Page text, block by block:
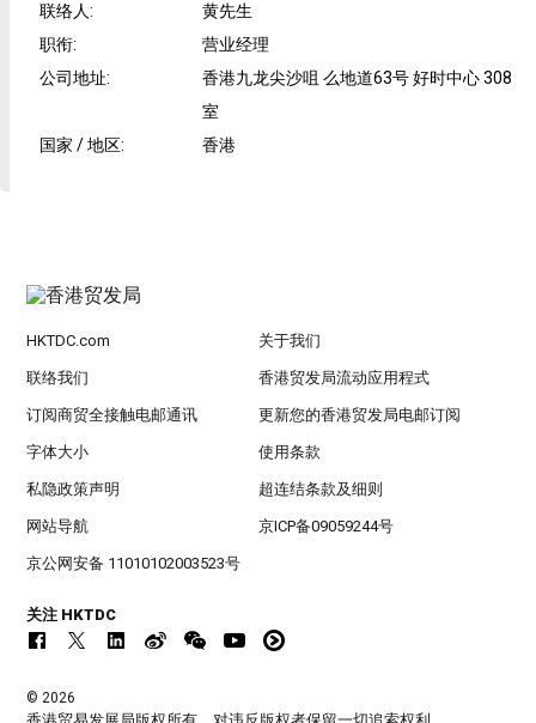
联络人:
黄先生
职衔:
营业经理
公司地址:
香港九龙尖沙咀 么地道63号 好时中心 308
室
国家 / 地区: 香港
HKTDC.com 关于我们
联络我们 香港贸发局流动应用程式
订阅商贸全接触电邮通讯 更新您的香港贸发局电邮订阅
字体大小 使用条款
私隐政策声明 超连结条款及细则
网站导航 京ICP备09059244号
京公网安备 11010102003523号
关注 HKTDC
© 2026